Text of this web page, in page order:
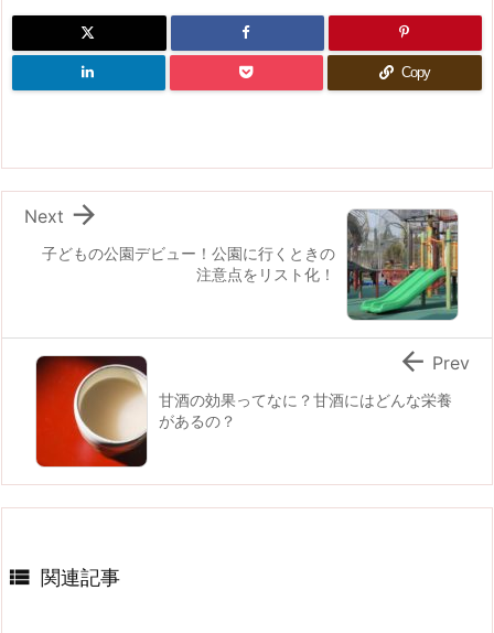
Copy
子どもの公園デビュー！公園に行くときの
注意点をリスト化！

Next
甘酒の効果ってなに？甘酒にはどんな栄養
があるの？
 Prev
 関連記事